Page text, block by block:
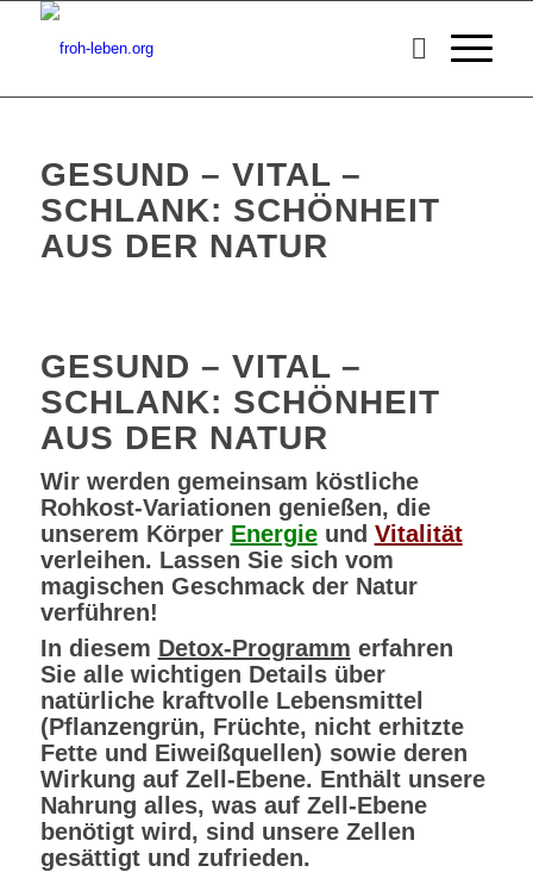
GESUND – VITAL –
SCHLANK: SCHÖNHEIT
AUS DER NATUR
GESUND – VITAL –
SCHLANK: SCHÖNHEIT
AUS DER NATUR
Wir werden gemeinsam köstliche
Rohkost-Variationen genießen, die
unserem Körper Energieund Vitalität
verleihen. Lassen Sie sich vom
magischen Geschmack der Natur
verführen!
In diesem Detox-Programm erfahren
Sie alle wichtigen Details über
natürliche kraftvolle Lebensmittel
(Pflanzengrün, Früchte, nicht erhitzte
Fette und Eiweißquellen) sowie deren
Wirkung auf Zell-Ebene. Enthält unsere
Nahrung alles, was auf Zell-Ebene
benötigt wird, sind unsere Zellen
gesättigt und zufrieden.